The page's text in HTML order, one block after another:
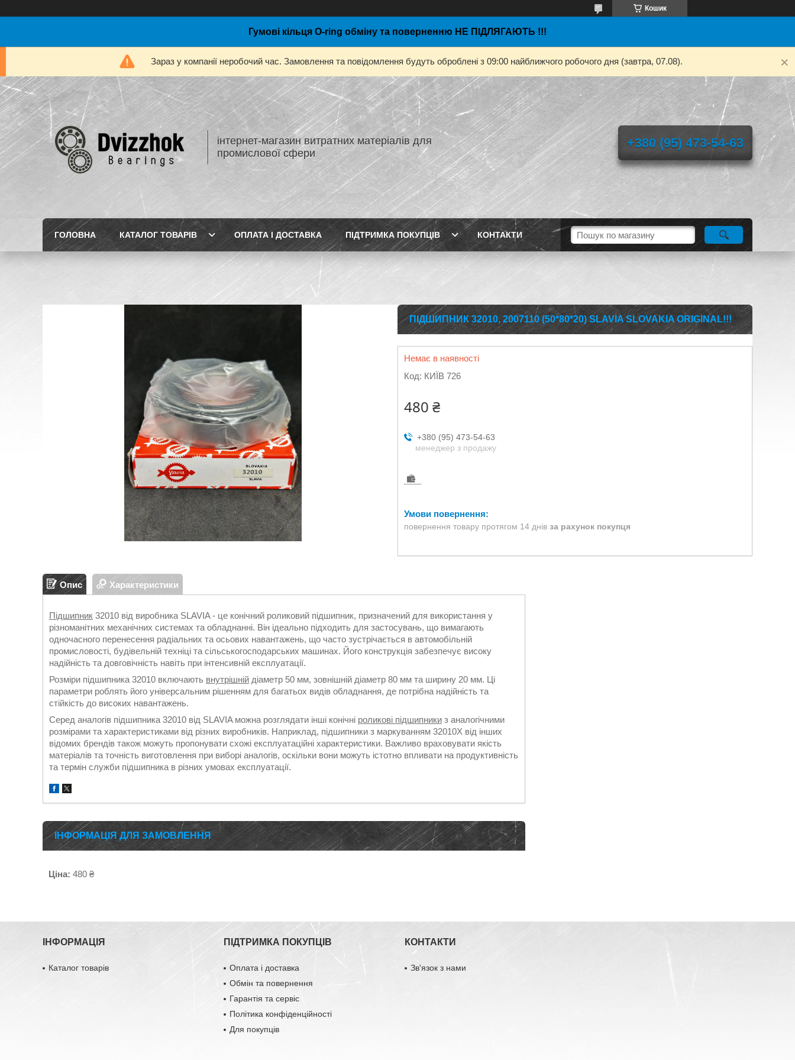
Кошик
Гумові кільця O-ring обміну та поверненню НЕ ПІДЛЯГАЮТЬ !!!
Зараз у компанії неробочий час. Замовлення та повідомлення будуть оброблені з 09:00 найближчого робочого дня (завтра, 07.08).
інтернет-магазин витратних матеріалів для
промислової сфери
+380 (95) 473-54-63
ГОЛОВНА КАТАЛОГ ТОВАРІВ ОПЛАТА І ДОСТАВКА ПІДТРИМКА ПОКУПЦІВ КОНТАКТИ
ПІДШИПНИК 32010, 2007110 (50*80*20) SLAVIA SLOVAKIA ORIGINAL!!!
Немає в наявності
Код: КИЇВ 726
480 ₴
+380 (95) 473-54-63
менеджер з продажу
повернення товару протягом 14 днів за рахунок покупця
Опис Характеристики
Підшипник 32010 від виробника SLAVIA - це конічний роликовий підшипник, призначений для використання у
різноманітних механічних системах та обладнанні. Він ідеально підходить для застосувань, що вимагають
одночасного перенесення радіальних та осьових навантажень, що часто зустрічається в автомобільній
промисловості, будівельній техніці та сільськогосподарських машинах. Його конструкція забезпечує високу
надійність та довговічність навіть при інтенсивній експлуатації.
Розміри підшипника 32010 включають внутрішній діаметр 50 мм, зовнішній діаметр 80 мм та ширину 20 мм. Ці
параметри роблять його універсальним рішенням для багатьох видів обладнання, де потрібна надійність та
стійкість до високих навантажень.
Серед аналогів підшипника 32010 від SLAVIA можна розглядати інші конічні роликові підшипники з аналогічними
розмірами та характеристиками від різних виробників. Наприклад, підшипники з маркуванням 32010X від інших
відомих брендів також можуть пропонувати схожі експлуатаційні характеристики. Важливо враховувати якість
матеріалів та точність виготовлення при виборі аналогів, оскільки вони можуть істотно впливати на продуктивність
та термін служби підшипника в різних умовах експлуатації.
ІНФОРМАЦІЯ ДЛЯ ЗАМОВЛЕННЯ
Ціна: 480 ₴
ІНФОРМАЦІЯ
Каталог товарів
ПІДТРИМКА ПОКУПЦІВ
Оплата і доставка
Обмін та повернення
Гарантія та сервіс
Політика конфіденційності
Для покупців
КОНТАКТИ
Зв'язок з нами